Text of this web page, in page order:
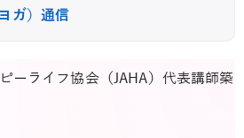
ガ）通信
ーライフ協会（JAHA）代表講師築